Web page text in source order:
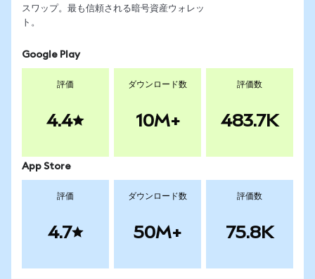
スワップ。最も信頼される暗号資産ウォレッ
ト。
Google Play
評価
4.4
ダウンロード数
10M+
評価数
483.7K
App Store
評価
4.7
ダウンロード数
50M+
評価数
75.8K